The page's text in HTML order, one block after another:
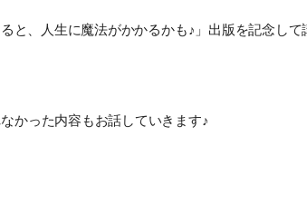
、人生に魔法がかかるかも♪」出版を記念し
かった内容 もお話していきます♪